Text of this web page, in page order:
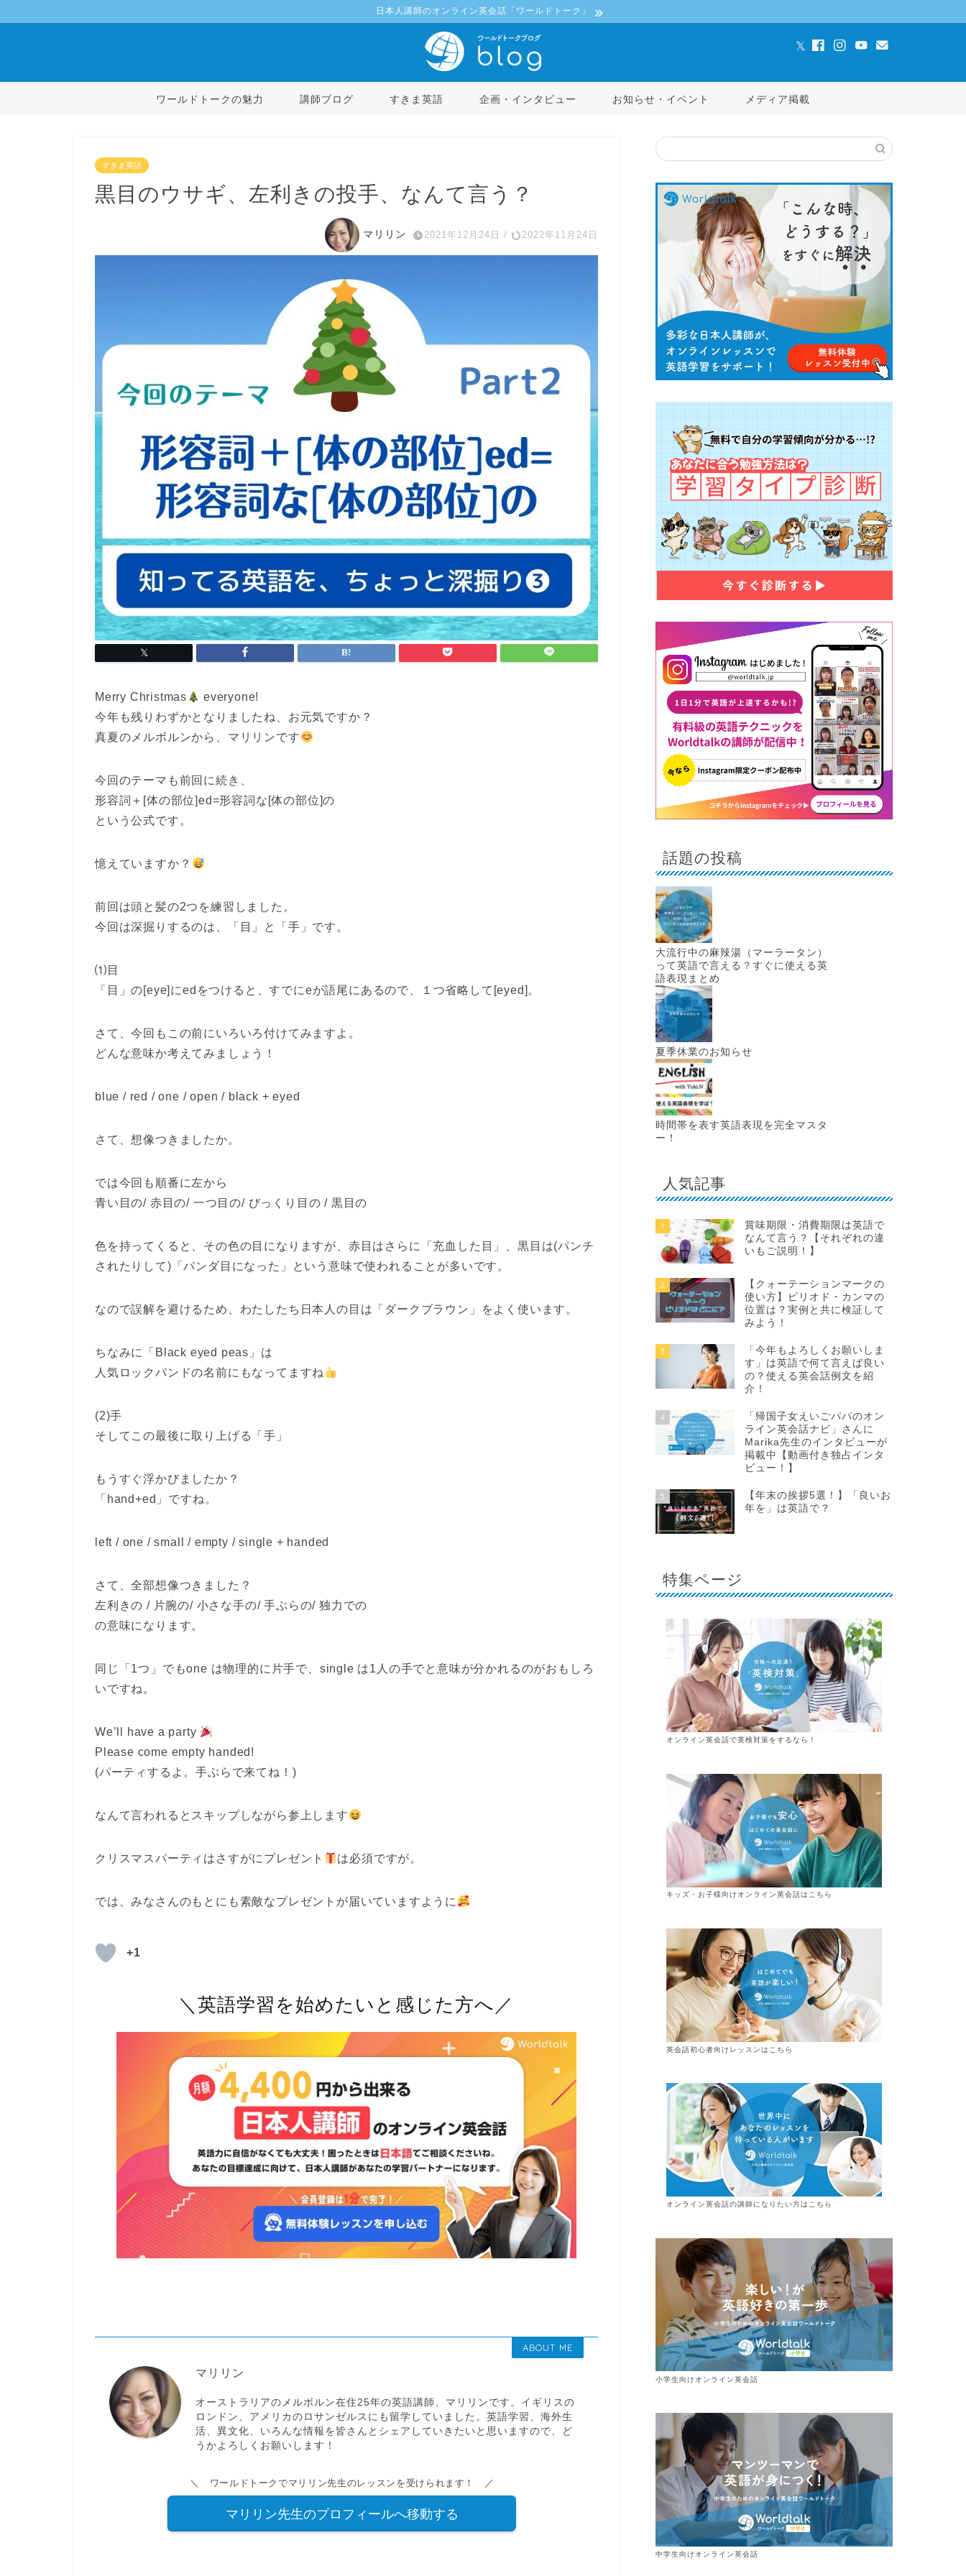
日本人講師のオンライン英会話「ワールドトーク」
ワールドトークの魅力 講師ブログ すきま英語 企画・インタビュー お知らせ・イベント メディア掲載
すきま英語
黒目のウサギ、左利きの投手、なんて言う？
マリリン 2021年12月24日 / 2022年11月24日
Merry Christmas
everyone!
今年も残りわずかとなりましたね、お元気ですか？
真夏のメルボルンから、マリリンです
今回のテーマも前回に続き、
形容詞＋[体の部位]ed=形容詞な[体の部位]の
という公式です。
憶えていますか？
前回は頭と髪の2つを練習しました。
今回は深掘りするのは、「目」と「手」です。
⑴目
「目」の[eye]にedをつけると、すでにeが語尾にあるので、１つ省略して[eyed]。
さて、今回もこの前にいろいろ付けてみますよ。
どんな意味か考えてみましょう！
blue / red / one / open / black + eyed
さて、想像つきましたか。
では今回も順番に左から
青い目の/ 赤目の/ 一つ目の/ びっくり目の / 黒目の
色を持ってくると、その色の目になりますが、赤目はさらに「充血した目」、黒目は(パンチ
されたりして)「パンダ目になった」という意味で使われることが多いです。
なので誤解を避けるため、わたしたち日本人の目は「ダークブラウン」をよく使います。
ちなみに「Black eyed peas」は
人気ロックバンドの名前にもなってますね
(2)手
そしてこの最後に取り上げる「手」
もうすぐ浮かびましたか？
「hand+ed」ですね。
left / one / small / empty / single + handed
さて、全部想像つきました？
左利きの / 片腕の/ 小さな手の/ 手ぶらの/ 独力での
の意味になります。
同じ「1つ」でもone は物理的に片手で、single は1人の手でと意味が分かれるのがおもしろ
いですね。
We’ll have a party
Please come empty handed!
(パーティするよ。手ぶらで来てね！)
なんて言われるとスキップしながら参上します
クリスマスパーティはさすがにプレゼント は必須ですが。
では、みなさんのもとにも素敵なプレゼントが届いていますように
+1
＼英語学習を始めたいと感じた方へ／
ABOUT ME
マリリン
オーストラリアのメルボルン在住25年の英語講師、マリリンです。イギリスの
ロンドン、アメリカのロサンゼルスにも留学していました。英語学習、海外生
活、異文化、いろんな情報を皆さんとシェアしていきたいと思いますので、ど
うかよろしくお願いします！
＼ ワールドトークでマリリン先生のレッスンを受けられます！ ／
マリリン先生のプロフィールへ移動する
話題の投稿
大流行中の麻辣湯（マーラータン）
って英語で言える？すぐに使える英
語表現まとめ
夏季休業のお知らせ
時間帯を表す英語表現を完全マスタ
ー！
人気記事
1
賞味期限・消費期限は英語で
なんて言う？【それぞれの違
いもご説明！】
2
【クォーテーションマークの
使い方】ピリオド・カンマの
位置は？実例と共に検証して
みよう！
3
「今年もよろしくお願いしま
す」は英語で何て言えば良い
の？使える英会話例文を紹
介！
4
「帰国子女えいごパパのオン
ライン英会話ナビ」さんに
Marika先生のインタビューが
掲載中【動画付き独占インタ
ビュー！】
5
【年末の挨拶5選！】「良いお
年を」は英語で？
特集ページ
オンライン英会話で英検対策をするなら！
キッズ・お子様向けオンライン英会話はこちら
英会話初心者向けレッスンはこちら
オンライン英会話の講師になりたい方はこちら
小学生向けオンライン英会話
中学生向けオンライン英会話